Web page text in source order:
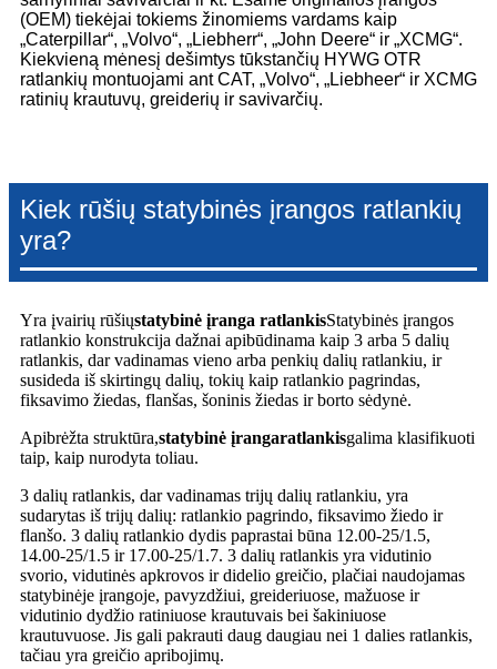
(OEM) tiekėjai tokiems žinomiems vardams kaip
„Caterpillar“, „Volvo“, „Liebherr“, „John Deere“ ir „XCMG“.
Kiekvieną mėnesį dešimtys tūkstančių HYWG OTR
ratlankių montuojami ant CAT, „Volvo“, „Liebheer“ ir XCMG
ratinių krautuvų, greiderių ir savivarčių.
Kiek rūšių statybinės įrangos ratlankių
yra?
Yra įvairių rūšiųstatybinė įranga ratlankisStatybinės įrangos
ratlankio konstrukcija dažnai apibūdinama kaip 3 arba 5 dalių
ratlankis, dar vadinamas vieno arba penkių dalių ratlankiu, ir
susideda iš skirtingų dalių, tokių kaip ratlankio pagrindas,
fiksavimo žiedas, flanšas, šoninis žiedas ir borto sėdynė.
Apibrėžta struktūra,statybinė įrangaratlankisgalima klasifikuoti
taip, kaip nurodyta toliau.
3 dalių ratlankis, dar vadinamas trijų dalių ratlankiu, yra
sudarytas iš trijų dalių: ratlankio pagrindo, fiksavimo žiedo ir
flanšo. 3 dalių ratlankio dydis paprastai būna 12.00-25/1.5,
14.00-25/1.5 ir 17.00-25/1.7. 3 dalių ratlankis yra vidutinio
svorio, vidutinės apkrovos ir didelio greičio, plačiai naudojamas
statybinėje įrangoje, pavyzdžiui, greideriuose, mažuose ir
vidutinio dydžio ratiniuose krautuvais bei šakiniuose
krautuvuose. Jis gali pakrauti daug daugiau nei 1 dalies ratlankis,
tačiau yra greičio apribojimų.